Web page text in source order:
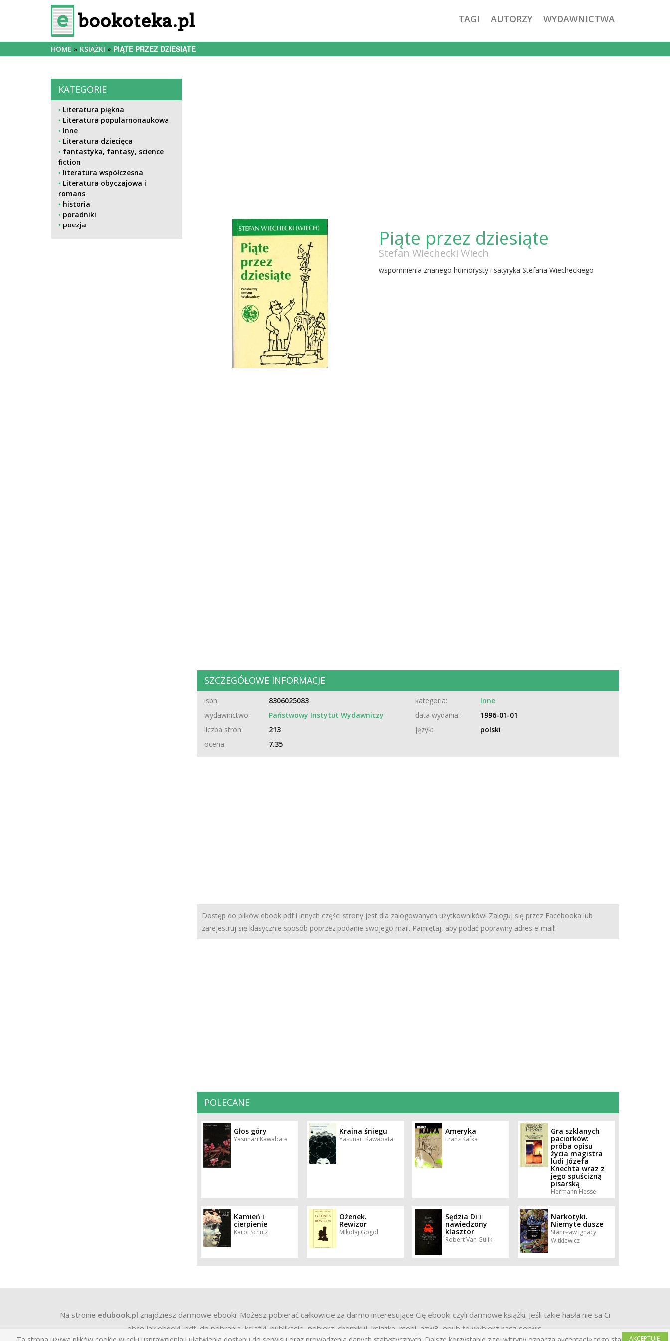
AKCEPTUJĘ
TAGI AUTORZY WYDAWNICTWA
HOME KSIĄŻKI PIĄTE PRZEZ DZIESIĄTE
KATEGORIE
Literatura piękna
Literatura popularnonaukowa
Inne
Literatura dziecięca
fantastyka, fantasy, science
fiction
literatura współczesna
Literatura obyczajowa i
romans
historia
poradniki
poezja
Piąte przez dziesiąte
Stefan Wiechecki Wiech
wspomnienia znanego humorysty i satyryka Stefana Wiecheckiego
SZCZEGÓŁOWE INFORMACJE
isbn: 8306025083 kategoria:
Inne
wydawnictwo:
Państwowy Instytut Wydawniczy data wydania:
1996-01-01
liczba stron:
213 język:
polski
ocena:
7.35
Dostęp do plików ebook pdf i innych części strony jest dla zalogowanych użytkowników! Zaloguj się przez Facebooka lub
zarejestruj się klasycznie sposób poprzez podanie swojego mail. Pamiętaj, aby podać poprawny adres e-mail!
POLECANE
Głos góry
Yasunari Kawabata
Kraina śniegu
Yasunari Kawabata
Ameryka
Franz Kafka
Gra szklanych
paciorków:
próba opisu
życia magistra
ludi Józefa
Knechta wraz z
jego spuścizną
pisarską
Hermann Hesse
Kamień i
cierpienie
Karol Schulz
Ożenek.
Rewizor
Mikołaj Gogol
Sędzia Di i
nawiedzony
klasztor
Robert Van Gulik
Narkotyki.
Niemyte dusze
Stanisław Ignacy
Witkiewicz
Na stronie edubook.pl znajdziesz darmowe ebooki. Możesz pobierać całkowicie za darmo interesujące Cię ebooki czyli darmowe książki. Jeśli takie hasła nie sa Ci
obce jak ebooki, pdf, do pobrania, książki, publikacje, pobierz, chomikuj, książka, mobi, azw3, epub to wybierz nasz serwis.